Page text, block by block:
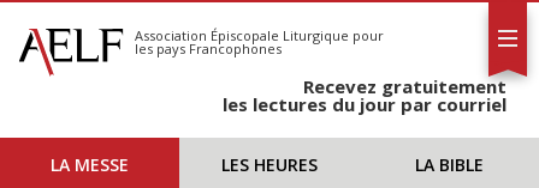
S'abonner
Calendrier
Association Épiscopale Liturgique pour
les pays Francophones
Recevez gratuitement
les lectures du jour par courriel
LA MESSE LES HEURES LA BIBLE